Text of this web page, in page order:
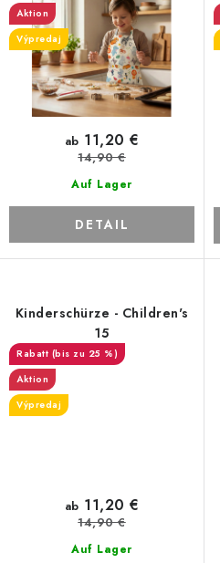
Aktion
Výpredaj
Auf Lager
ab 11,20 €
14,90 €
DETAIL
Kinderschürze - Children's
15
(bis zu 25 %)
Aktion
Výpredaj
Auf Lager
ab 11,20 €
14,90 €